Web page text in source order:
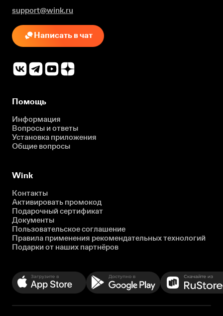
support@wink.ru
Написать в чат
Помощь
Информация
Вопросы и ответы
Установка приложения
Общие вопросы
Wink
Контакты
Активировать промокод
Подарочный сертификат
Документы
Пользовательское соглашение
Правила применения рекомендательных технологий
Подарки от наших партнёров